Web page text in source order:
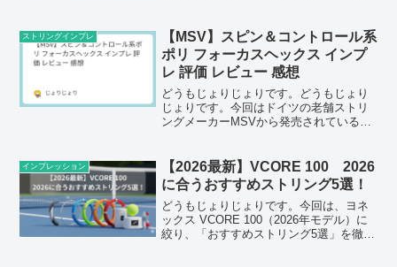
ストリングインプレ
【MSV】スピン＆コントロール系
ポリ フォーカスヘックス インプ
レ 評価 レビュー 感想
どうもじょりじょりです。どうもじょり
じょりです。今回はドイツの老舗ストリ
ングメーカーMSVから発売されている、
MSVといえば日本だとマイナーかもしれ
ませんが、海外だとr...
インプレッション
【2026最新】VCORE 100 2026
に合うおすすめストリング5選！
どうもじょりじょりです。今回は、ヨネ
ックス VCORE 100（2026年モデル）に
絞り、「おすすめストリング5選」を徹底